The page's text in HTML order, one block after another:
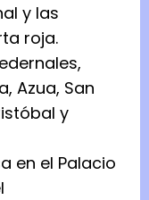
y las
roja.
Azua, San
y
en el Palacio